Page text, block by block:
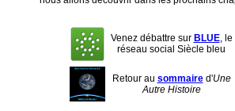
Venez débattre sur BLUE, le
réseau social Siècle bleu
Retour au sommaired'Une
Autre Histoire